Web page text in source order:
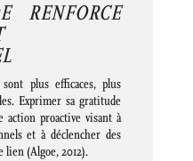
RENFORCE
sont plus efficaces, plus
Exprimer sa gratitude
proactive visant à
et à déclencher des
(Algoe, 2012).